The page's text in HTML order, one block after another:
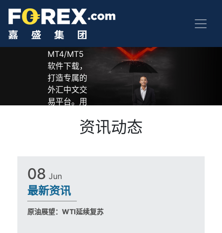
嘉盛中文官
方网站为投
资者提供
MT4/MT5
软件下载，
打造专属的
外汇中文交
易平台。用
业外汇交易
软件，获取
易工具，轻
松开启全球
外汇投资之
旅。
资讯动态
08 Jun
最新资讯
原油展望：WTI延续复苏